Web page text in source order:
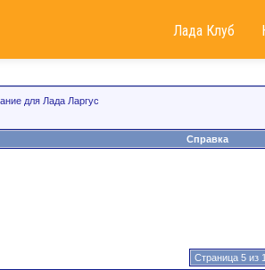
Лада Клуб
для Лада Ларгус
Справка
Страница 5 из